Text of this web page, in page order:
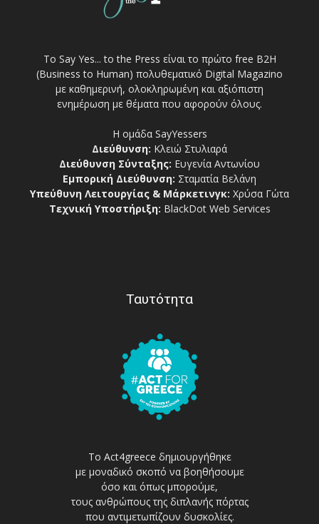
Το Say Yes... to the Press είναι το πρώτο free Β2Η
(Business to Human) πολυθεματικό Digital Magazino
με καθημερινή, ολοκληρωμένη και αξιόπιστη
ενημέρωση με θέματα που αφορούν όλους.
Η ομάδα SayYessers
Διεύθυνση: Κλειώ Στυλιαρά
Διεύθυνση Σύνταξης: Ευγενία Αντωνίου
Εμπορική Διεύθυνση: Σταματία Βελάνη
Υπεύθυνη Λειτουργίας & Μάρκετινγκ: Χρύσα Γώτα
Τεχνική Υποστήριξη: BlackDot Web Services
Ταυτότητα
Το Act4greece δημιουργήθηκε
με μοναδικό σκοπό να βοηθήσουμε
όσο και όπως μπορούμε,
τους ανθρώπους της διπλανής πόρτας
που αντιμετωπίζουν δυσκολίες.